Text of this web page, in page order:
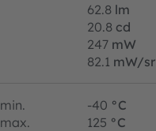
62.8 lm
20.8 cd
247 mW
82.1 mW/sr
min. -40 °C
max. 125 °C